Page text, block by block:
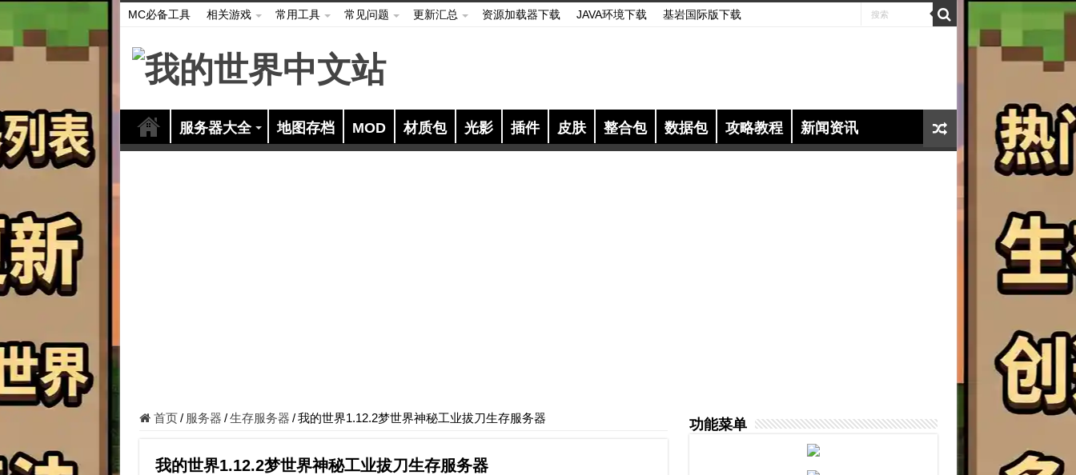
MC必备工具 相关游戏 常用工具 常见问题 更新汇总 资源加载器下载 JAVA环境下载 基岩国际版下载
服务器大全 地图存档 MOD 材质包 光影 插件 皮肤 整合包 数据包 攻略教程 新闻资讯
首页 / 服务器 / 生存服务器 / 我的世界1.12.2梦世界神秘工业拔刀生存服务器
我的世界1.12.2梦世界神秘工业拔刀生存服务器
功能菜单